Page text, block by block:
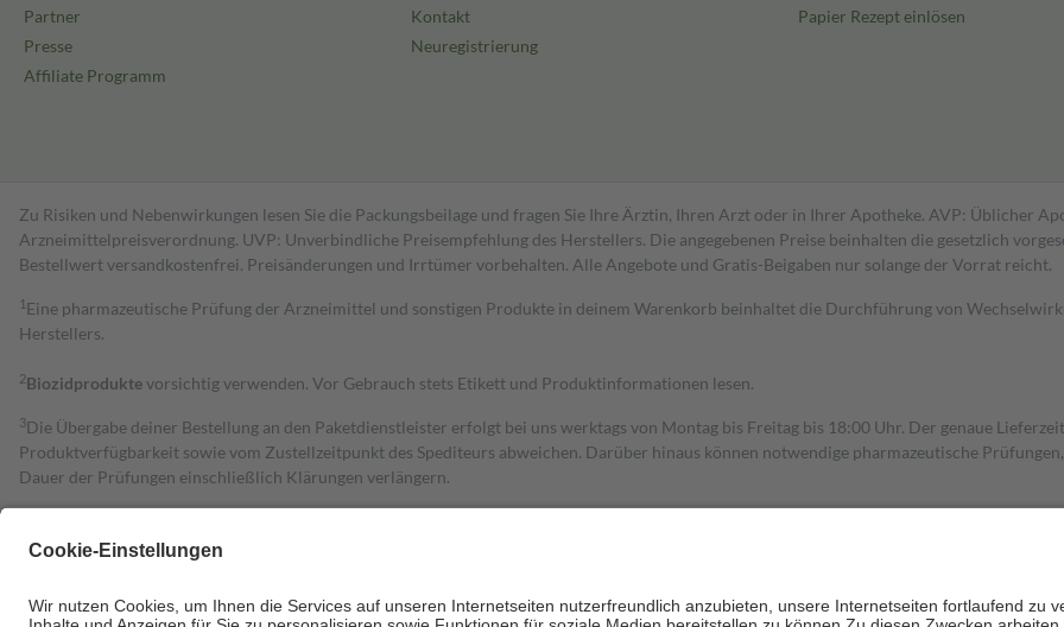
Partner
Presse
Affiliate Programm
Kontakt
Neuregistrierung
Papier Rezept einlösen
Zu Risiken und Nebenwirkungen lesen Sie die Packungsbeilage und fragen Sie Ihre Ärztin, Ihren Arzt oder in Ihrer Apotheke. AVP: Üblicher
Arzneimittelpreisverordnung. UVP: Unverbindliche Preisempfehlung des Herstellers. Die angegebenen Preise beinhalten die gesetzlich
Bestell­wert versand­kosten­frei. Preisänderungen und Irrtümer vorbehalten. Alle Angebote und Gratis-Beigaben nur solange der Vorrat reicht.
1 Eine pharmazeutische Prüfung der Arzneimittel und sonstigen Produkte in deinem Warenkorb beinhaltet die Durchführung von
Herstellers.
2Biozidproduktevorsichtig verwenden. Vor Gebrauch stets Etikett und Produktinformationen lesen.
3Die Übergabe deiner Bestellung an den Paketdienstleister erfolgt bei uns werktags von Montag bis Freitag bis 18:00 Uhr. Der genaue
Produktverfügbarkeit sowie vom Zustellzeitpunkt des Spediteurs abweichen. Darüber hinaus können notwendige pharmazeutische
Dauer der Prüfungen einschließlich Klärungen verlängern.
trägt einen Teil davon als Zuzahlung mit.
zu entrichten.
Diese Regeln gelten grundsätzlich auch für Online-Apotheken.